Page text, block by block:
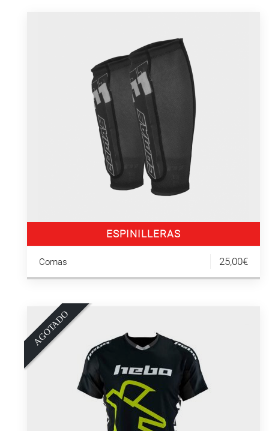
ESPINILLERAS
Comas 25,00€
A
G
O
T
A
D
O